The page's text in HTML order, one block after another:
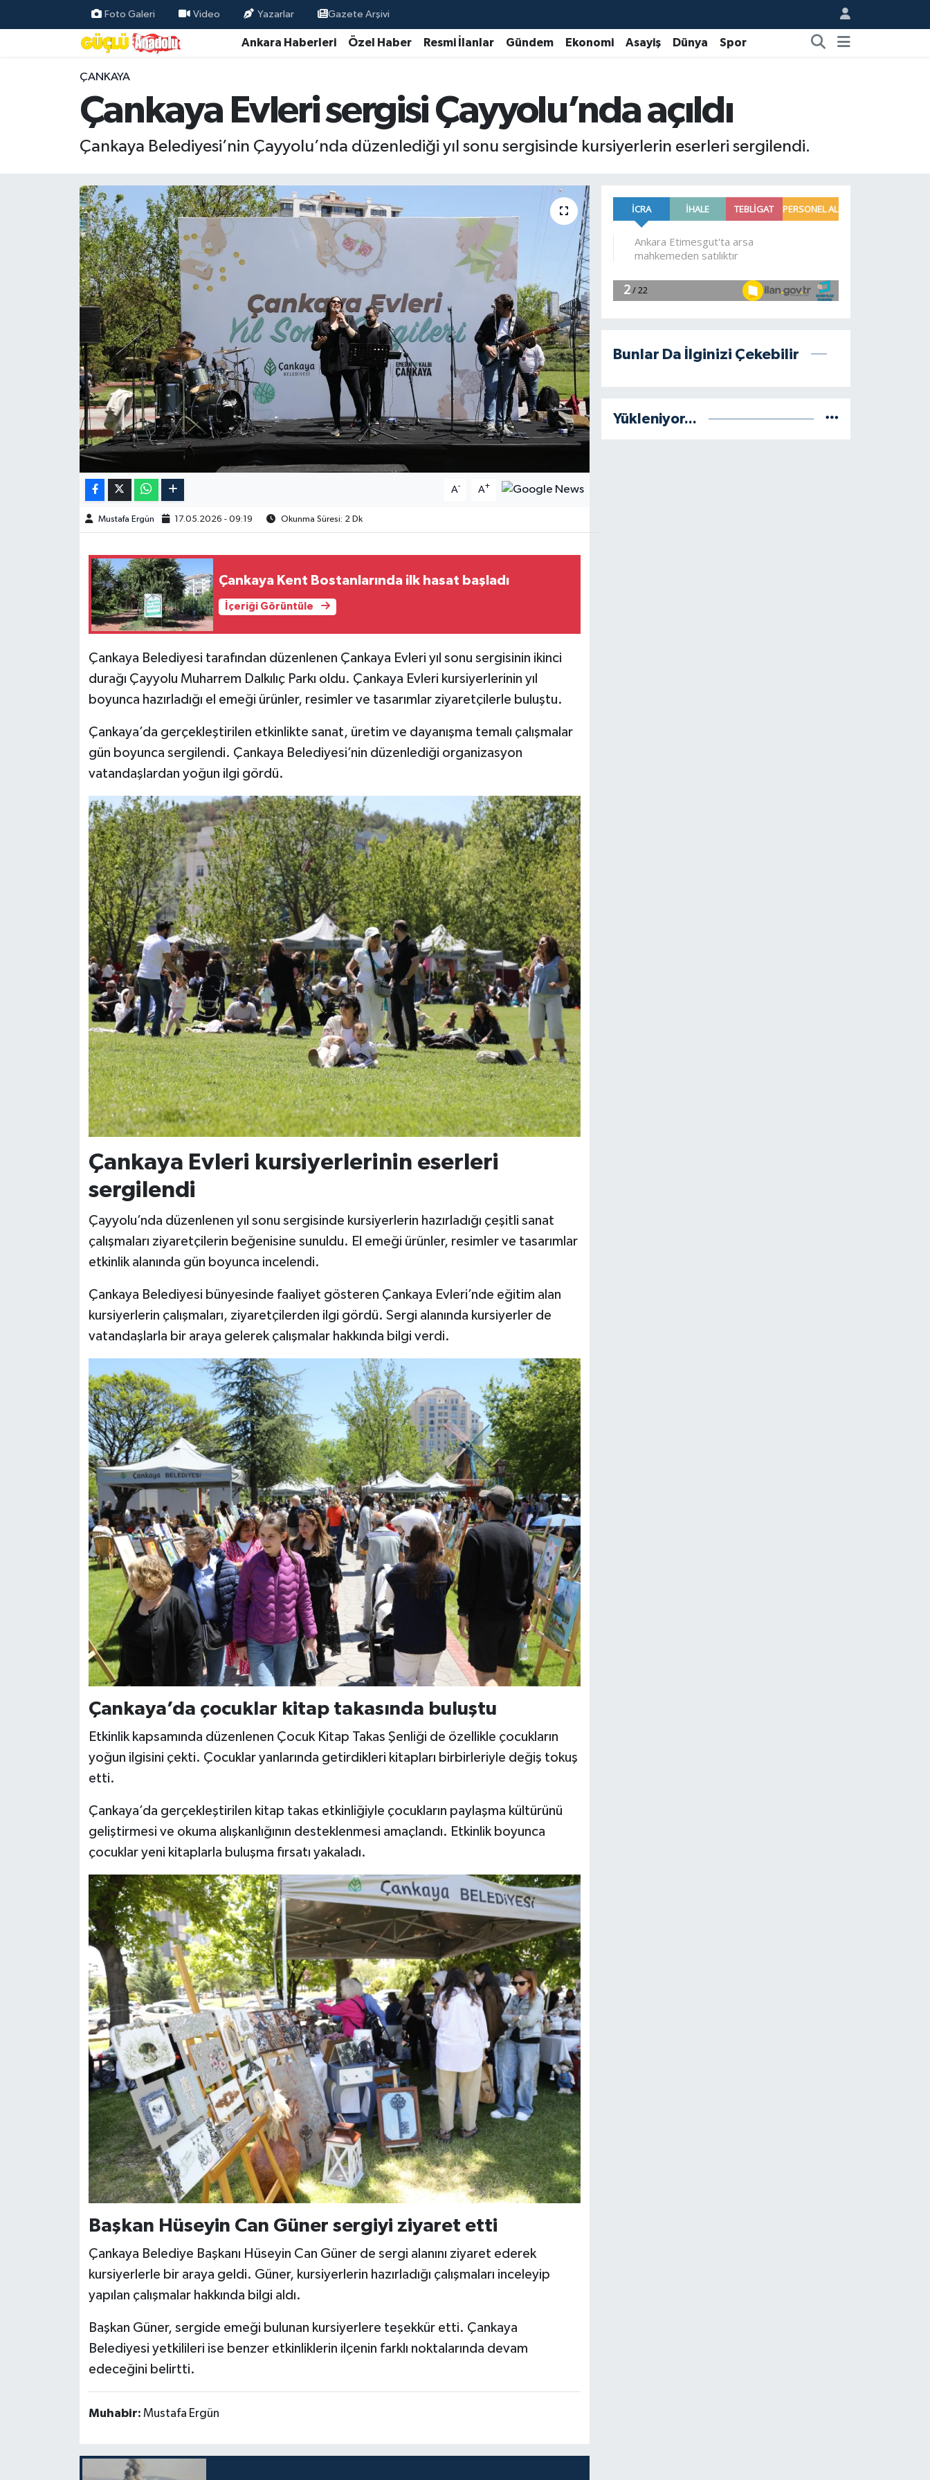
Foto Galeri Video Yazarlar Gazete Arşivi
Ankara Haberleri Özel Haber Resmi İlanlar Gündem Ekonomi Asayiş Dünya Spor
ÇANKAYA
Çankaya Evleri sergisi Çayyolu’nda açıldı
Çankaya Belediyesi’nin Çayyolu’nda düzenlediği yıl sonu sergisinde kursiyerlerin eserleri sergilendi.
A- A+
Mustafa Ergün 17.05.2026 - 09:19 Okunma Süresi: 2 Dk
Çankaya Kent Bostanlarında ilk hasat başladı
İçeriği Görüntüle
​​​​​​Çankaya Belediyesi tarafından düzenlenen Çankaya Evleri yıl sonu sergisinin ikinci
durağı Çayyolu Muharrem Dalkılıç Parkı oldu. Çankaya Evleri kursiyerlerinin yıl
boyunca hazırladığı el emeği ürünler, resimler ve tasarımlar ziyaretçilerle buluştu.
Çankaya’da gerçekleştirilen etkinlikte sanat, üretim ve dayanışma temalı çalışmalar
gün boyunca sergilendi. Çankaya Belediyesi’nin düzenlediği organizasyon
vatandaşlardan yoğun ilgi gördü.
Çankaya Evleri kursiyerlerinin eserleri
sergilendi
Çayyolu’nda düzenlenen yıl sonu sergisinde kursiyerlerin hazırladığı çeşitli sanat
çalışmaları ziyaretçilerin beğenisine sunuldu. El emeği ürünler, resimler ve tasarımlar
etkinlik alanında gün boyunca incelendi.
Çankaya Belediyesi bünyesinde faaliyet gösteren Çankaya Evleri’nde eğitim alan
kursiyerlerin çalışmaları, ziyaretçilerden ilgi gördü. Sergi alanında kursiyerler de
vatandaşlarla bir araya gelerek çalışmalar hakkında bilgi verdi.
Çankaya’da çocuklar kitap takasında buluştu
Etkinlik kapsamında düzenlenen Çocuk Kitap Takas Şenliği de özellikle çocukların
yoğun ilgisini çekti. Çocuklar yanlarında getirdikleri kitapları birbirleriyle değiş tokuş
etti.
Çankaya’da gerçekleştirilen kitap takas etkinliğiyle çocukların paylaşma kültürünü
geliştirmesi ve okuma alışkanlığının desteklenmesi amaçlandı. Etkinlik boyunca
çocuklar yeni kitaplarla buluşma fırsatı yakaladı.
Başkan Hüseyin Can Güner sergiyi ziyaret etti
Çankaya Belediye Başkanı Hüseyin Can Güner de sergi alanını ziyaret ederek
kursiyerlerle bir araya geldi. Güner, kursiyerlerin hazırladığı çalışmaları inceleyip
yapılan çalışmalar hakkında bilgi aldı.
Başkan Güner, sergide emeği bulunan kursiyerlere teşekkür etti. Çankaya
Belediyesi yetkilileri ise benzer etkinliklerin ilçenin farklı noktalarında devam
edeceğini belirtti.
Muhabir: Mustafa Ergün
Bunlar Da İlginizi Çekebilir
Yükleniyor...
Özel Haber
Resmi İlanlar
Ekonomi
Gündem
Magazin
Burç Yorumları
Hava Durumu
Kültür Sanat
Yaşam-Çevre